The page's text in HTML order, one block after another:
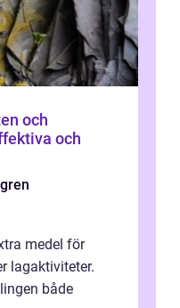
och
och
medel för
lagaktiviteter.
både